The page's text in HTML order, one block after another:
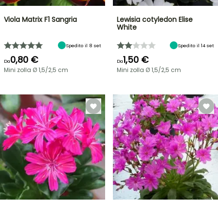
Viola Matrix F1 Sangria
Spedito il 8 set
Da0,80 €
Mini zolla Ø 1,5/2,5 cm
Lewisia cotyledon Elise
White
Spedito il 14 set
Da1,50 €
Mini zolla Ø 1,5/2,5 cm